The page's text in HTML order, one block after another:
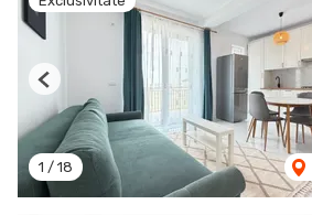
1 / 18
Previous